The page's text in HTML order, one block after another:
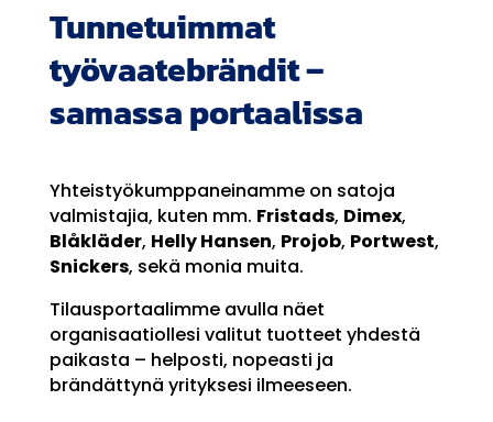
Tunnetuimmat
työvaatebrändit –
samassa portaalissa
Yhteistyökumppaneinamme on satoja
valmistajia, kuten mm. Fristads, Dimex,
Blåkläder, Helly Hansen, Projob, Portwest,
Snickers, sekä monia muita.
Tilausportaalimme avulla näet
organisaatiollesi valitut tuotteet yhdestä
paikasta – helposti, nopeasti ja
brändättynä yrityksesi ilmeeseen.